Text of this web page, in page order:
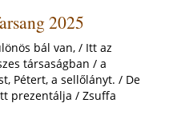
2025
bál van, / Itt az
társaságban / a
Pétert, a sellőlányt. / De
prezentálja / Zsuffa